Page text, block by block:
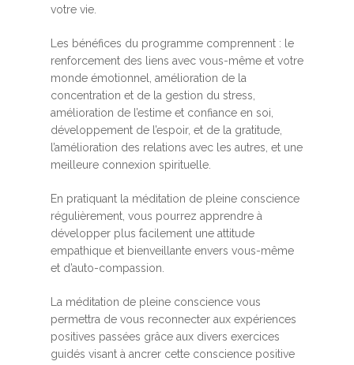
votre vie.
Les bénéfices du programme comprennent : le
renforcement des liens avec vous-même et votre
monde émotionnel, amélioration de la
concentration et de la gestion du stress,
amélioration de l’estime et confiance en soi,
développement de l’espoir, et de la gratitude,
l’amélioration des relations avec les autres, et une
meilleure connexion spirituelle.
En pratiquant la méditation de pleine conscience
régulièrement, vous pourrez apprendre à
développer plus facilement une attitude
empathique et bienveillante envers vous-même
et d’auto-compassion.
La méditation de pleine conscience vous
permettra de vous reconnecter aux expériences
positives passées grâce aux divers exercices
guidés visant à ancrer cette conscience positive